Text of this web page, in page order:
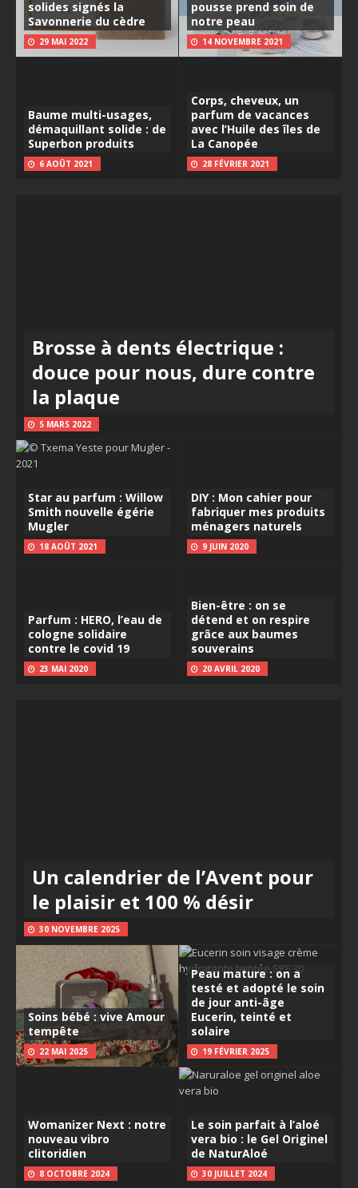
solides signés la
Savonnerie du cèdre
29 MAI 2022
pousse prend soin de
notre peau
14 NOVEMBRE 2021
Baume multi-usages,
démaquillant solide : de
Superbon produits
6 AOÛT 2021
Corps, cheveux, un
parfum de vacances
avec l’Huile des îles de
La Canopée
28 FÉVRIER 2021
Brosse à dents électrique :
douce pour nous, dure contre
la plaque
5 MARS 2022
Star au parfum : Willow
Smith nouvelle égérie
Mugler
18 AOÛT 2021
DIY : Mon cahier pour
fabriquer mes produits
ménagers naturels
9 JUIN 2020
Parfum : HERO, l’eau de
cologne solidaire
contre le covid 19
23 MAI 2020
Bien-être : on se
détend et on respire
grâce aux baumes
souverains
20 AVRIL 2020
Un calendrier de l’Avent pour
le plaisir et 100 % désir
30 NOVEMBRE 2025
Soins bébé : vive Amour
tempête
22 MAI 2025
Peau mature : on a
testé et adopté le soin
de jour anti-âge
Eucerin, teinté et
solaire
19 FÉVRIER 2025
Womanizer Next : notre
nouveau vibro
clitoridien
8 OCTOBRE 2024
Le soin parfait à l’aloé
vera bio : le Gel Originel
de NaturAloé
30 JUILLET 2024